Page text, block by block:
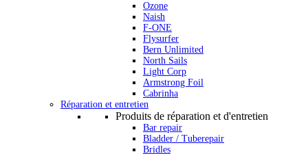
Ozone
Naish
F-ONE
Flysurfer
Bern Unlimited
North Sails
Light Corp
Armstrong Foil
Cabrinha
Réparation et entretien
Produits de réparation et d'entretien
Bar repair
Bladder / Tuberepair
Bridles